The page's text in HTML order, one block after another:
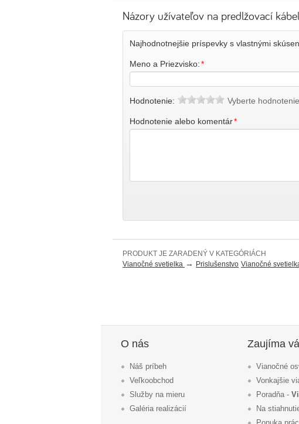
Názory užívateľov na predlžovací
Najhodnotnejšie príspevky s vlastnými
Meno a Priezvisko:*
Hodnotenie: Vyberte hodnotenie.
Hodnotenie alebo komentár*
PRODUKT JE ZARADENÝ V KATEGÓRIÁCH
Vianočné svetielka → Prislušenstvo Vianočné
O nás
Náš príbeh
Veľkoobchod
Služby na mieru
Galéria realizácií
Zaujíma
Vianočné
Vonkajšie
Poradňa -
Na